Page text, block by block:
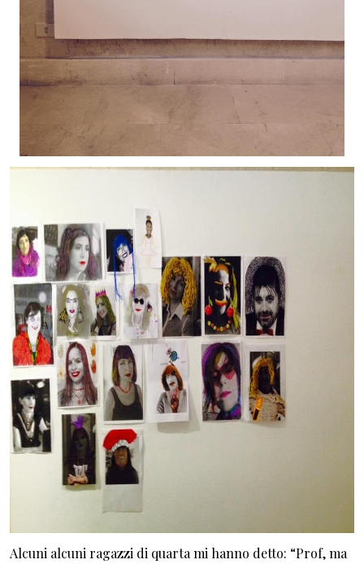
Alcuni alcuni ragazzi di quarta mi hanno detto: “Prof, ma